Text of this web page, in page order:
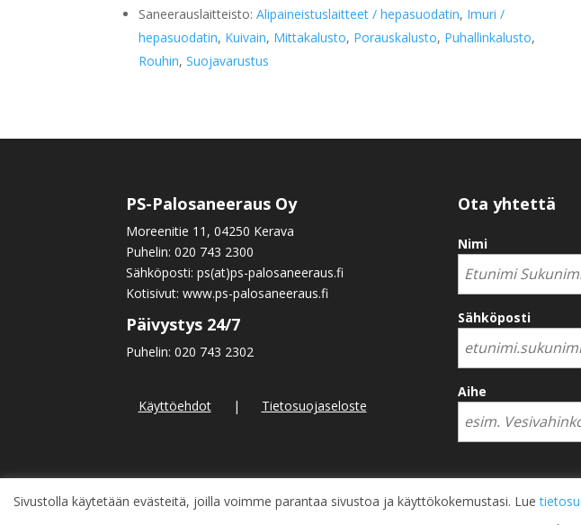
Saneerauslaitteisto: Alipaineistuslaitteet / hepasuodatin, Imuri /
hepasuodatin, Kuivain, Mittakalusto, Porauskalusto, Puhallinkalusto,
Rouhin, Suojavarustus
PS-Palosaneeraus Oy
Moreenitie 11, 04250 Kerava
Puhelin: 020 743 2300
Sähköposti: ps(at)ps-palosaneeraus.fi
Kotisivut: www.ps-palosaneeraus.fi
Päivystys 24/7
Puhelin: 020 743 2302
Käyttöehdot | Tietosuojaseloste
Ota yhtettä
Nimi
Sähköposti
Aihe
Sivustolla käytetään evästeitä, joilla voimme parantaa sivustoa ja käyttökokemustasi. Lue